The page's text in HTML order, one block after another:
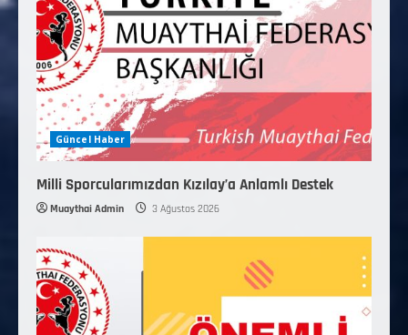
Güncel Haber
Milli Sporcularımızdan Kızılay’a Anlamlı Destek
Muaythai Admin 3 Ağustos 2026